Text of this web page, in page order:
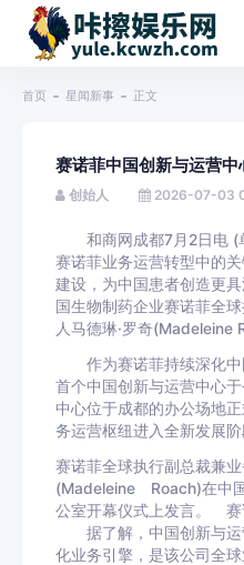
首页 星闻新事 正文
赛诺菲中国创新与运营中
创始人 2026-07-03
和商网成都7月2日电 (
赛诺菲业务运营转型中的
建设，为中国患者创造更
国生物制药企业赛诺菲全
人马德琳·罗奇(Madeleine
作为赛诺菲持续深化中
首个中国创新与运营中心
中心位于成都的办公场地
务运营枢纽进入全新发展阶
赛诺菲全球执行副总裁兼
(Madeleine Roach)在中
公室开幕仪式上发言。 赛
据了解，中国创新与运
化业务引擎，是该公司全